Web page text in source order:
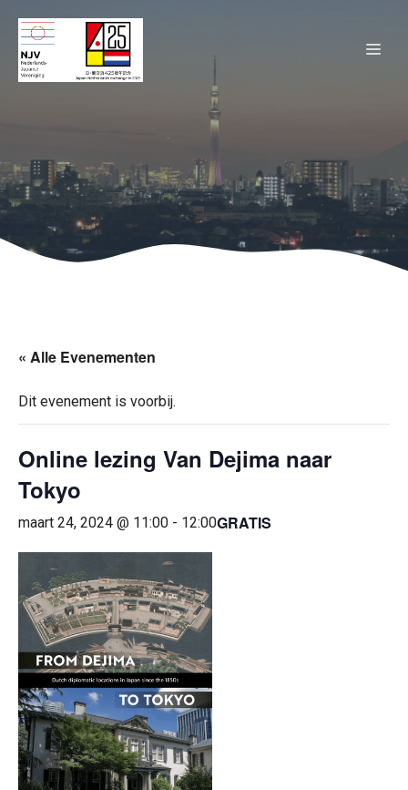
naar
inhoud
« Alle Evenementen
Dit evenement is voorbij.
Online lezing Van Dejima naar
Tokyo
maart 24, 2024 @ 11:00 - 12:00GRATIS